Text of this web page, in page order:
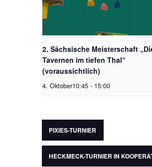
2. Sächsische Meisterschaft
Tavernen im tiefen Thal“
(voraussichtlich)
4. Oktober10:45 - 15:00
PIXIES-TURNIER
HECKMECK-TURNIER IN